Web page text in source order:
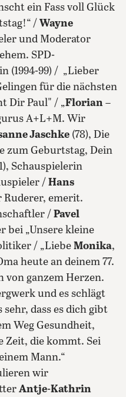
ein Fass voll Glück
/ Wayne
und Moderator
SPD-
(1994-99) / „Lieber
für die nächsten
Dir Paul" / „Florian –
A+L+M. Wir
Jaschke (78), Die
zum Geburtstag, Dein
Schauspielerin
/ Hans
Ruderer, emerit.
/ Pavel
bei „Unsere kleine
/ „Liebe Monika,
heute an deinem 77.
ganzem Herzen.
und es schlägt
dass es dich gibt
Weg Gesundheit,
Zeit, die kommt. Sei
Mann.“
wir
Antje-Kathrin